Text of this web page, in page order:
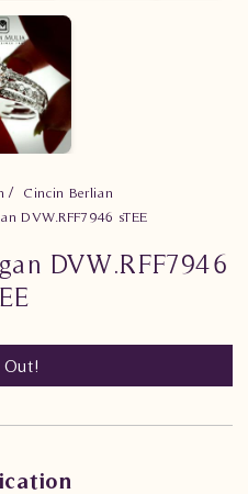
Cincin Berlian
DVW.RFF7946 sTEE
DVW.RFF7946
Out!